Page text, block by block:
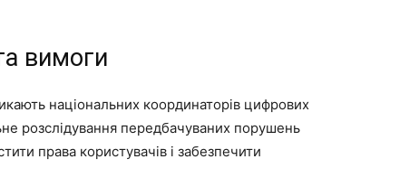
вимоги
національних координаторів цифрових
розслідування передбачуваних порушень
права користувачів і забезпечити